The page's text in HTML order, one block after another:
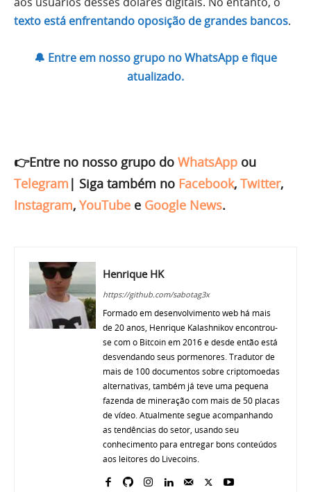
texto está enfrentando oposição de grandes bancos.
🔔 Entre em nosso grupo no WhatsApp e fique
atualizado.
👉Entre no nosso grupo do WhatsApp ou
Telegram | Siga também no Facebook, Twitter,
Instagram, YouTube e Google News.
Henrique HK
https://github.com/sabotag3x
Formado em desenvolvimento web há mais
de 20 anos, Henrique Kalashnikov encontrou-
se com o Bitcoin em 2016 e desde então está
desvendando seus pormenores. Tradutor de
mais de 100 documentos sobre criptomoedas
alternativas, também já teve uma pequena
fazenda de mineração com mais de 50 placas
de vídeo. Atualmente segue acompanhando
as tendências do setor, usando seu
conhecimento para entregar bons conteúdos
aos leitores do Livecoins.